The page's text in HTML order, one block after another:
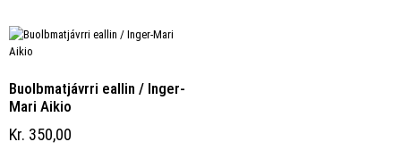
Buolbmatjávrri eallin / Inger-
Mari Aikio
Kr 350,00